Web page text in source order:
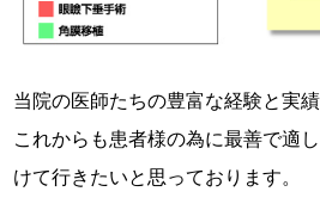
当院の医師たちの豊富な経験と実績
これからも患者様の為に最善で適
けて行きたいと思っております。